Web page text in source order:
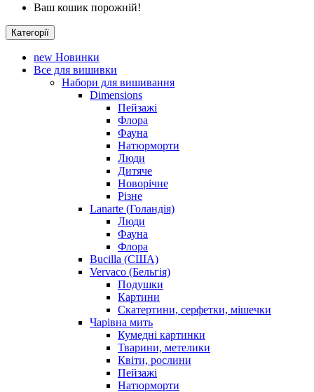
Ваш кошик порожній!
Категорії
new Новинки
Все для вишивки
Набори для вишивання
Dimensions
Пейзажі
Флора
Фауна
Натюрморти
Люди
Дитяче
Новорічне
Різне
Lanarte (Голандія)
Люди
Фауна
Флора
Bucilla (США)
Vervaco (Бельгія)
Подушки
Картини
Скатертини, серфетки, мішечки
Чарiвна мить
Кумедні картинки
Тварини, метелики
Квіти, рослини
Пейзажі
Натюрморти